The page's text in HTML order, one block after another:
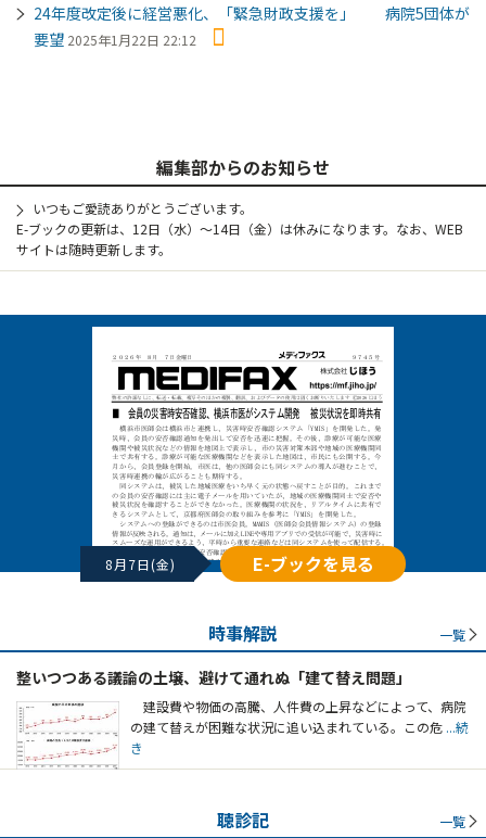
24年度改定後に経営悪化、「緊急財政支援を」 病院5団体が
要望 2025年1月22日 22:12
編集部からのお知らせ
いつもご愛読ありがとうございます。
E-ブックの更新は、12日（水）～14日（金）は休みになります。なお、WEB
サイトは随時更新します。
8月7日(金) E-ブックを見る
時事解説 一覧
整いつつある議論の土壌、避けて通れぬ「建て替え問題」
建設費や物価の高騰、人件費の上昇などによって、病院
の建て替えが困難な状況に追い込まれている。この危 ...続
き
聴診記 一覧